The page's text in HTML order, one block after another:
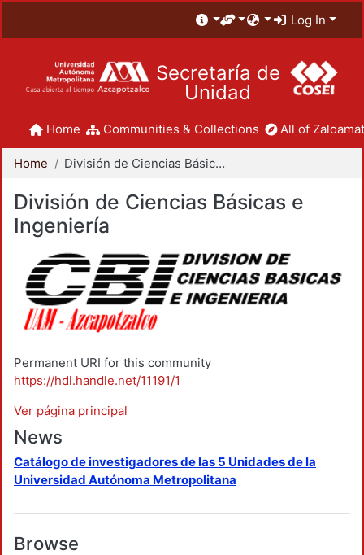
Log In
Secretaría de
Unidad
Home Communities & Collections All of
Home División de Ciencias Básicas e Ingeniería
División de Ciencias Básicas e
Ingeniería
Permanent URI for this community
https://hdl.handle.net/11191/1
Ver página principal
News
Catálogo de investigadores de las 5 Unidades de la
Universidad Autónoma Metropolitana
Browse